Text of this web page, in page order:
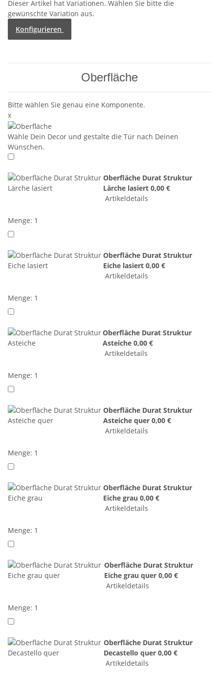
Dieser Artikel hat Variationen. Wählen Sie bitte die
gewünschte Variation aus.
Konfigurieren
Oberfläche
Bitte wählen Sie genau eine Komponente.
x
Wähle Dein Decor und gestalte die Tür nach Deinen
Wünschen.
Oberfläche Durat Struktur
Lärche lasiert0,00 €
Artikeldetails
Menge: 1
Oberfläche Durat Struktur
Eiche lasiert0,00 €
Artikeldetails
Menge: 1
Oberfläche Durat Struktur
Asteiche 0,00 €
Artikeldetails
Menge: 1
Oberfläche Durat Struktur
Asteiche quer0,00 €
Artikeldetails
Menge: 1
Oberfläche Durat Struktur
Eiche grau0,00 €
Artikeldetails
Menge: 1
Oberfläche Durat Struktur
Eiche grau quer 0,00 €
Artikeldetails
Menge: 1
Oberfläche Durat Struktur
Decastello quer 0,00 €
Artikeldetails